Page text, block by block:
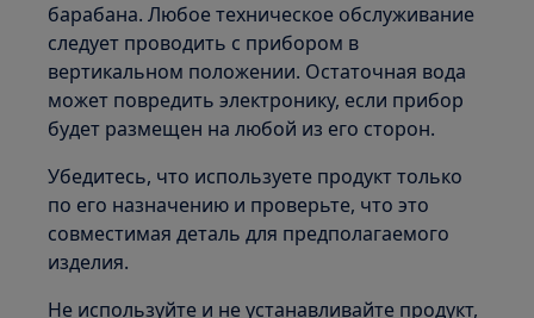
барабана. Любое техническое обслуживание
следует проводить с прибором в
вертикальном положении. Остаточная вода
может повредить электронику, если прибор
будет размещен на любой из его сторон.
Убедитесь, что используете продукт только
по его назначению и проверьте, что это
совместимая деталь для предполагаемого
изделия.
Не используйте и не устанавливайте продукт,